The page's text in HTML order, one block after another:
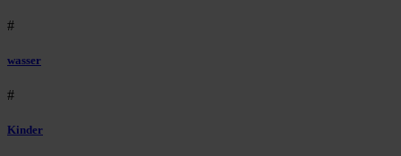
#
wasser
#
Kinder